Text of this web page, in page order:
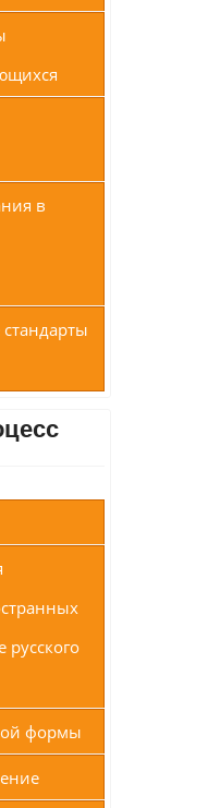
в
русского
формы